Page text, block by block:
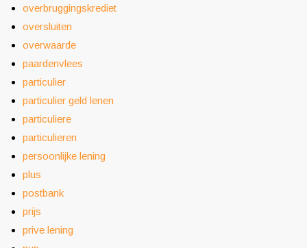
overbruggingskrediet
oversluiten
overwaarde
paardenvlees
particulier
particulier geld lenen
particuliere
particulieren
persoonlijke lening
plus
postbank
prijs
prive lening